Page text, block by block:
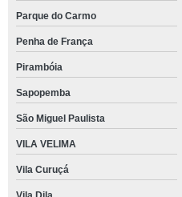
Parque do Carmo
Penha de França
Pirambóia
Sapopemba
São Miguel Paulista
VILA VELIMA
Vila Curuçá